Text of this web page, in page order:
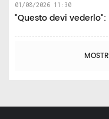
01/08/2026 11:30
"Questo devi